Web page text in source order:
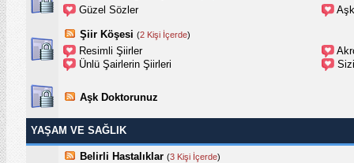
Güzel Sözler
Şiir Köşesi (2 Kişi İçerde)
Resimli Şiirler
Ünlü Şairlerin Şiirleri
Aşk Doktorunuz
YAŞAM VE SAĞLIK
Belirli Hastalıklar (3 Kişi İçerde)